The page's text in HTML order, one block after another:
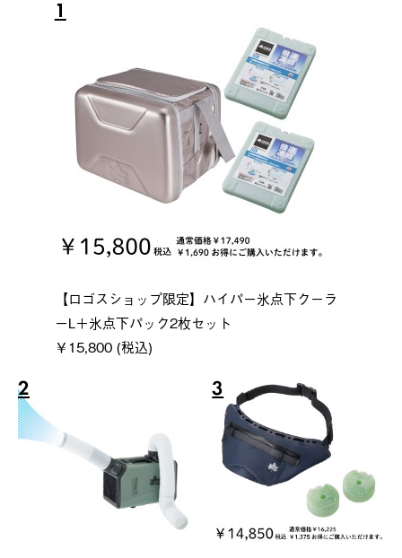
1
【ロゴスショップ限定】ハイパー氷点下クーラ
ーL＋氷点下パック2枚セット
￥15,800 (税込)
2 3